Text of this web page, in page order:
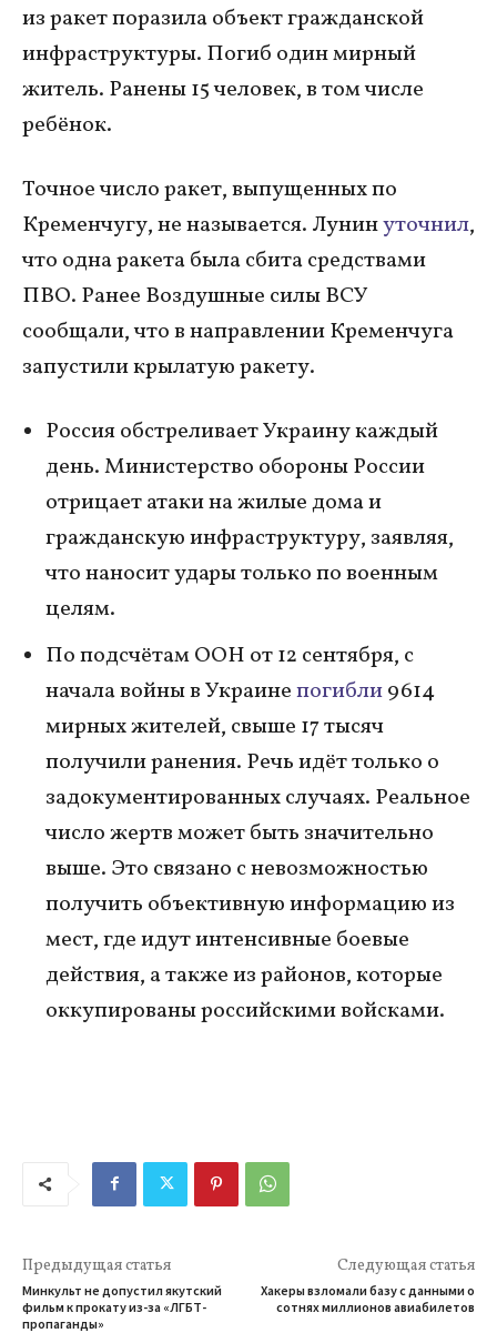
из ракет поразила объект гражданской
инфраструктуры. Погиб один мирный
житель. Ранены 15 человек, в том числе
ребёнок.
Точное число ракет, выпущенных по
Кременчугу, не называется. Лунинуточнил,
что одна ракета была сбита средствами
ПВО. Ранее Воздушные силы ВСУ
сообщали, что в направлении Кременчуга
запустили крылатую ракету.
Россия обстреливает Украину каждый
день. Министерство обороны России
отрицает атаки на жилые дома и
гражданскую инфраструктуру, заявляя,
что наносит удары только по военным
целям.
По подсчётам ООН от 12 сентября, с
начала войны в Украинепогибли9614
мирных жителей, свыше 17 тысяч
получили ранения. Речь идёт только о
задокументированных случаях. Реальное
число жертв может быть значительно
выше. Это связано с невозможностью
получить объективную информацию из
мест, где идут интенсивные боевые
действия, а также из районов, которые
оккупированы российскими войсками.
Предыдущая статья
Минкульт не допустил якутский
фильм к прокату из-за «ЛГБТ-
пропаганды»
Следующая статья
Хакеры взломали базу с данными о
сотнях миллионов авиабилетов